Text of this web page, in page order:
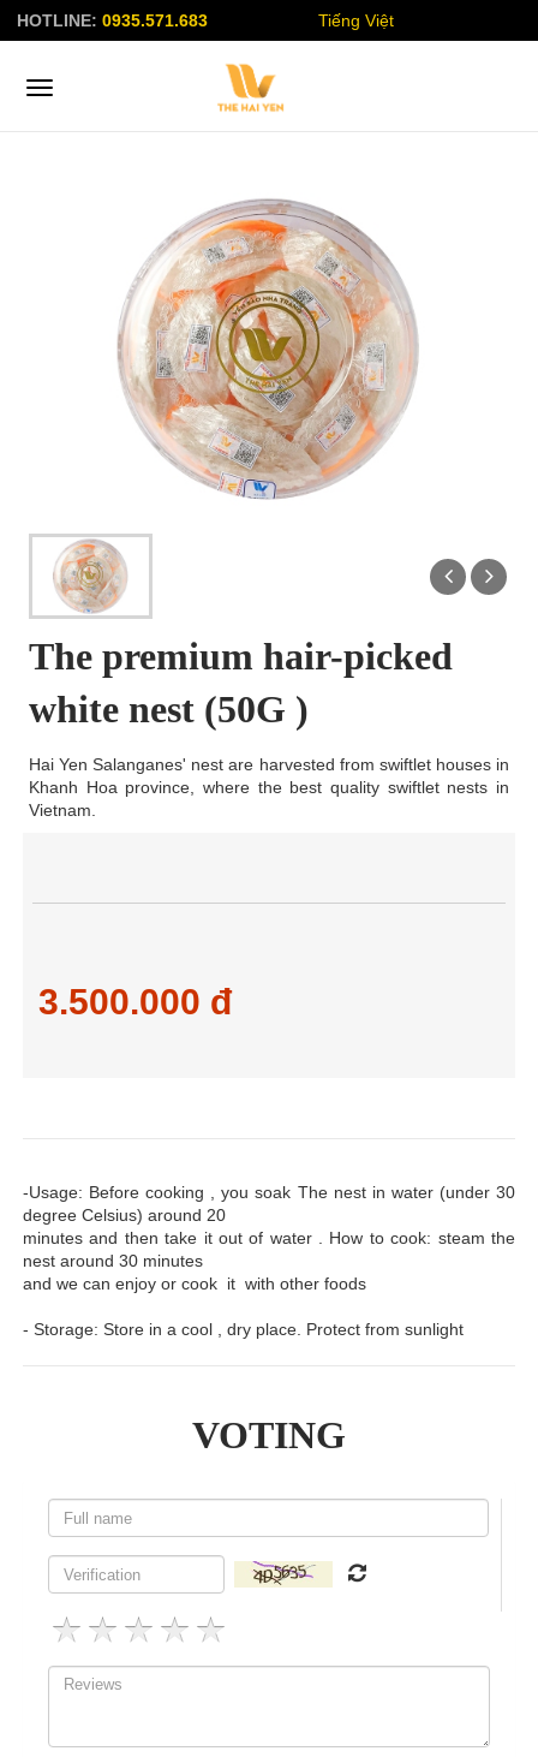
HOTLINE: 0935.571.683 Tiếng Việt
The premium hair-picked
white nest (50G )
Hai Yen Salanganes' nest are harvested from swiftlet houses in
Khanh Hoa province, where the best quality swiftlet nests in
Vietnam.
3.500.000 đ
-Usage: Before cooking , you soak The nest in water (under 30
degree Celsius) around 20
minutes and then take it out of water . How to cook: steam the
nest around 30 minutes
and we can enjoy or cook it with other foods
- Storage: Store in a cool , dry place. Protect from sunlight
VOTING